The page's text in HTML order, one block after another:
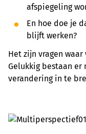
afspiegeling
En hoe doe je
blijft werken?
Het zijn vragen
Gelukkig bestaan
verandering in te